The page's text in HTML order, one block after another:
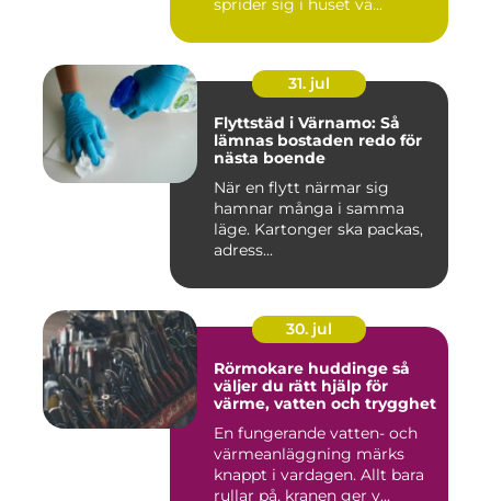
sprider sig i huset vä...
31. jul
Flyttstäd i Värnamo: Så
lämnas bostaden redo för
nästa boende
När en flytt närmar sig
hamnar många i samma
läge. Kartonger ska packas,
adress...
30. jul
Rörmokare huddinge så
väljer du rätt hjälp för
värme, vatten och trygghet
En fungerande vatten- och
värmeanläggning märks
knappt i vardagen. Allt bara
rullar på, kranen ger v...